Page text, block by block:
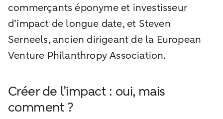
commerçants éponyme et investisseur
d’impact de longue date, et Steven
Serneels, ancien dirigeant de la European
Venture Philanthropy Association.
Créer de l’impact : oui, mais
comment ?